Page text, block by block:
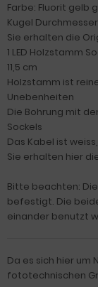
Farbe: Fluorit
Kugel
Sie erhalten die
1 LED Holzstamm
11,5 cm
Holzstamm ist
Unebenheiten
Die Bohrung mit
Sockels
Das Kabel ist
Sie erhalten hier
Bitte beachten:
befestigt. Die
einander benutzt
Da es sich hier um
fototechnischen